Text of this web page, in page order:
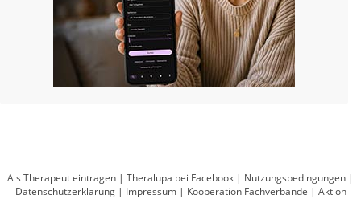
Als Therapeut eintragen | Theralupa bei Facebook | Nutzungsbedingungen |
Datenschutzerklärung| Impressum| Kooperation Fachverbände | Aktion